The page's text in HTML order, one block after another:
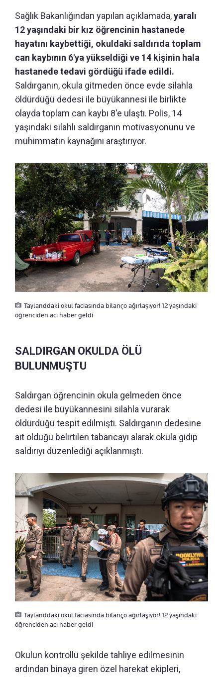
Sağlık Bakanlığından yapılan açıklamada,yaralı
12 yaşındaki bir kız öğrencinin hastanede
hayatını kaybettiği, okuldaki saldırıda toplam
can kaybının 6'ya yükseldiği ve 14 kişinin hala
hastanede tedavi gördüğü ifade edildi.
Saldırganın, okula gitmeden önce evde silahla
öldürdüğü dedesi ile büyükannesi ile birlikte
olayda toplam can kaybı 8'e ulaştı. Polis, 14
yaşındaki silahlı saldırganın motivasyonunu ve
mühimmatın kaynağını araştırıyor.
Taylanddaki okul faciasında bilanço ağırlaşıyor! 12 yaşındaki
öğrenciden acı haber geldi
SALDIRGAN OKULDA ÖLÜ
BULUNMUŞTU
Saldırgan öğrencinin okula gelmeden önce
dedesi ile büyükannesini silahla vurarak
öldürdüğü tespit edilmişti. Saldırganın dedesine
ait olduğu belirtilen tabancayı alarak okula gidip
saldırıyı düzenlediği açıklanmıştı.
Taylanddaki okul faciasında bilanço ağırlaşıyor! 12 yaşındaki
öğrenciden acı haber geldi
Okulun kontrollü şekilde tahliye edilmesinin
ardından binaya giren özel harekat ekipleri,